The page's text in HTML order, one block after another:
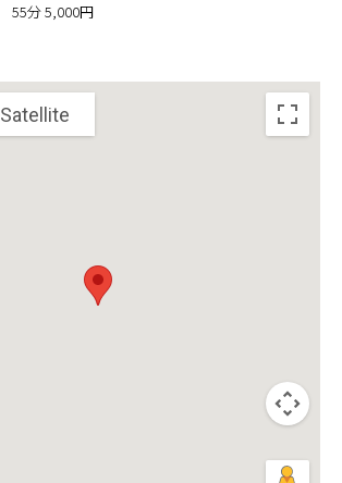
55分 5,000円
Satellite